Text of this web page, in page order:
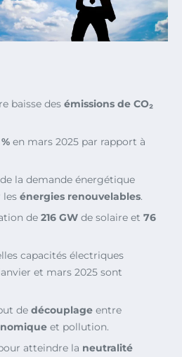
baisse des émissions de CO₂
en mars 2025 par rapport à
la demande énergétique
les énergies renouvelables.
de 216 GW de solaire et 76
capacités électriques
et mars 2025 sont
de découplage entre
et pollution.
atteindre la neutralité